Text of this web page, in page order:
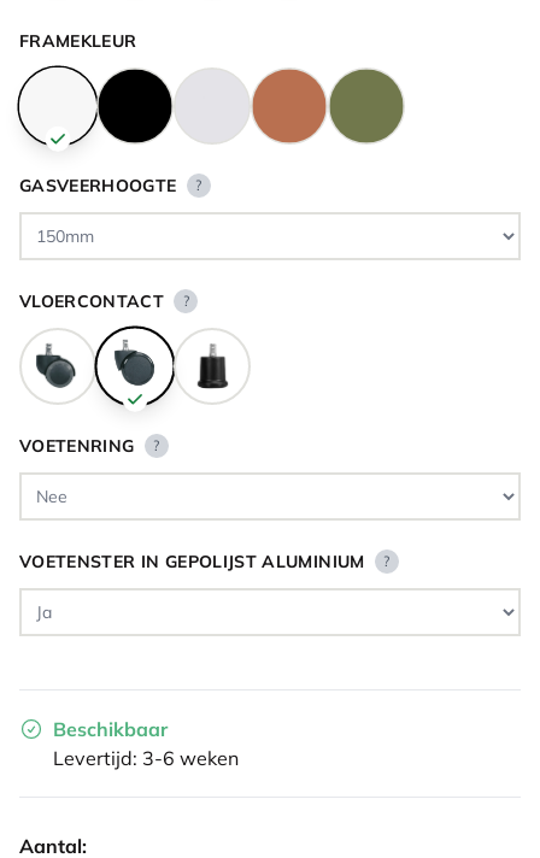
FRAMEKLEUR
GASVEERHOOGTE ?
VLOERCONTACT ?
VOETENRING ?
VOETENSTER IN GEPOLIJST ALUMINIUM ?
Beschikbaar
Levertijd: 3-6 weken
Aantal: